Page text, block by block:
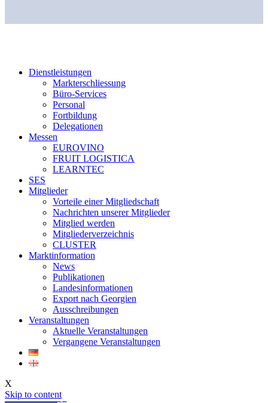
Dienstleistungen
Markterschliessung
Büro-Services
Personal
Fortbildung
Delegationen
Messen
EUROVINO
FRUIT LOGISTICA
LEARNTEC
SES
Mitglieder
Vorteile einer Mitgliedschaft
Nachrichten unserer Mitglieder
Mitglied werden
Mitgliederverzeichnis
CLUSTER
Marktinformation
News
Publikationen
Landesinformationen
Export nach Georgien
Ausschreibungen
Veranstaltungen
Aktuelle Veranstaltungen
Vergangene Veranstaltungen
X
Skip to content